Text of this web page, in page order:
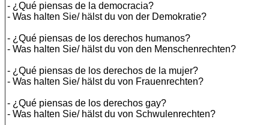
- ¿Qué piensas de la democracia?
- Was halten Sie/ hälst du von der Demokratie?
- ¿Qué piensas de los derechos humanos?
- Was halten Sie/ hälst du von den Menschenrechten?
- ¿Qué piensas de los derechos de la mujer?
- Was halten Sie/ hälst du von Frauenrechten?
- ¿Qué piensas de los derechos gay?
- Was halten Sie/ hälst du von Schwulenrechten?